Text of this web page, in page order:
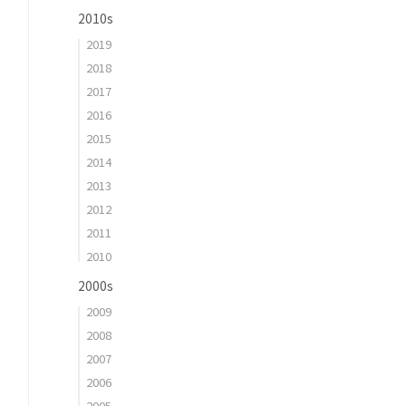
2010s
2019
2018
2017
2016
2015
2014
2013
2012
2011
2010
2000s
2009
2008
2007
2006